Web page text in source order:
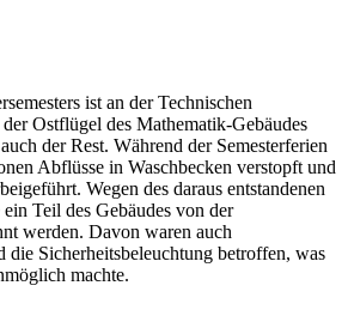
ist an der Technischen
Ostflügel des Mathematik-Gebäudes
der Rest. Während der Semesterferien
Abflüsse in Waschbecken verstopft und
Wegen des daraus entstandenen
ein Teil des Gebäudes von der
werden. Davon waren auch
die Sicherheitsbeleuchtung betroffen, was
machte.